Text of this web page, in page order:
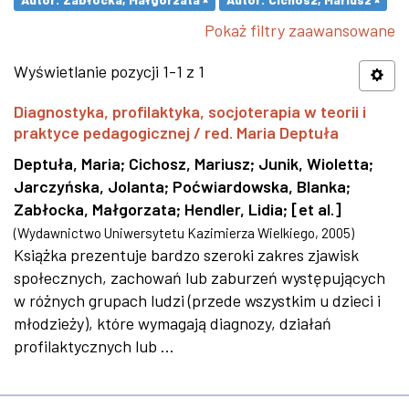
Pokaż filtry zaawansowane
Wyświetlanie pozycji 1-1 z 1
Diagnostyka, profilaktyka, socjoterapia w teorii i
praktyce pedagogicznej / red. Maria Deptuła
Deptuła, Maria; Cichosz, Mariusz; Junik, Wioletta;
Jarczyńska, Jolanta; Poćwiardowska, Blanka;
Zabłocka, Małgorzata; Hendler, Lidia; [et al.]
(Wydawnictwo Uniwersytetu Kazimierza Wielkiego, 2005)
Książka prezentuje bardzo szeroki zakres zjawisk
społecznych, zachowań lub zaburzeń występujących
w różnych grupach ludzi (przede wszystkim u dzieci i
młodzieży), które wymagają diagnozy, działań
profilaktycznych lub ...